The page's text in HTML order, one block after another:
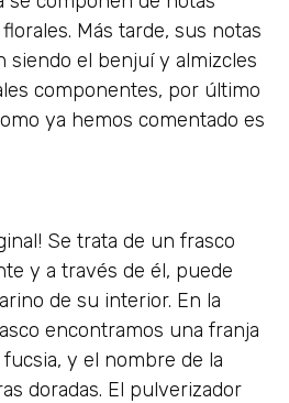
Más tarde, sus notas
siendo el benjuí y almizcles
componentes, por último
ya hemos comentado es
Se trata de un frasco
y a través de él, puede
de su interior. En la
encontramos una franja
y el nombre de la
doradas. El pulverizador